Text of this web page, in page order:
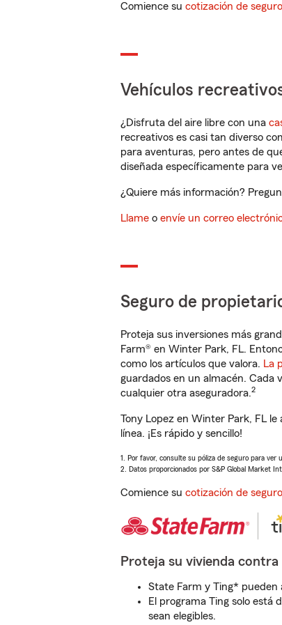
Comience su cotización de
Vehículos
¿Disfruta del aire libre con una
recreativos es casi tan diverso
para aventuras, pero antes de
diseñada específicamente para
¿Quiere más información?
Llame o envíe un correo
Seguro de
Proteja sus inversiones más
Farm® en Winter Park, FL.
como los artículos que valora. La
guardados en un almacén. Cada
cualquier otra aseguradora.2
Tony Lopez en Winter Park, FL
línea. ¡Es rápido y sencillo!
1. Por favor, consulte su póliza de seguro para ver
2. Datos proporcionados por S&P Global Market
Comience su cotización de
Proteja su vivienda
State Farm y Ting* pueden
El programa Ting solo está
sean elegibles.